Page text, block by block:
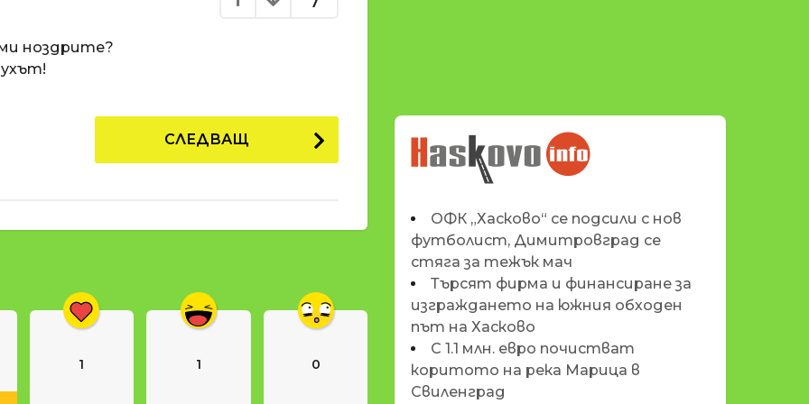
ноздрите?
СЛЕДВАЩ
1 1 0
НОВИНИТЕ НА
HASKOVO.INFO
ОФК „Хасково“ се подсили с нов
футболист, Димитровград се
стяга за тежък мач
Търсят фирма и финансиране за
изграждането на южния обходен
път на Хасково
С 1.1 млн. евро почистват
коритото на река Марица в
Свиленград